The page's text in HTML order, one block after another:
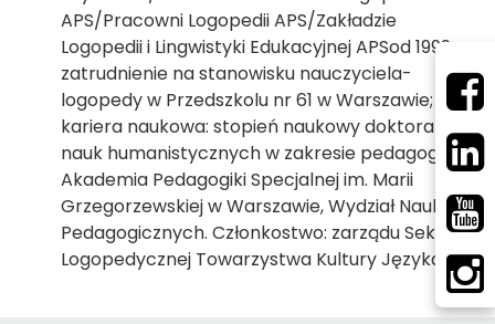
APS/Pracowni Logopedii APS/Zakładzie
Logopedii i Lingwistyki Edukacyjnej APSod 1999 r.
zatrudnienie na stanowisku nauczyciela-
logopedy w Przedszkolu nr 61 w Warszawie;
kariera naukowa: stopień naukowy doktora
nauk humanistycznych w zakresie pedagogiki,
Akademia Pedagogiki Specjalnej im. Marii
Grzegorzewskiej w Warszawie, Wydział Nauk
Pedagogicznych. Członkostwo: zarządu Sekcji
Logopedycznej Towarzystwa Kultury Języka